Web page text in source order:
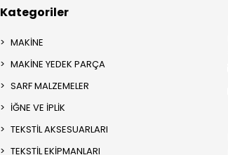
Kategoriler
MAKİNE
MAKİNE YEDEK PARÇA
SARF MALZEMELER
İĞNE VE İPLİK
TEKSTİL AKSESUARLARI
TEKSTİL EKİPMANLARI